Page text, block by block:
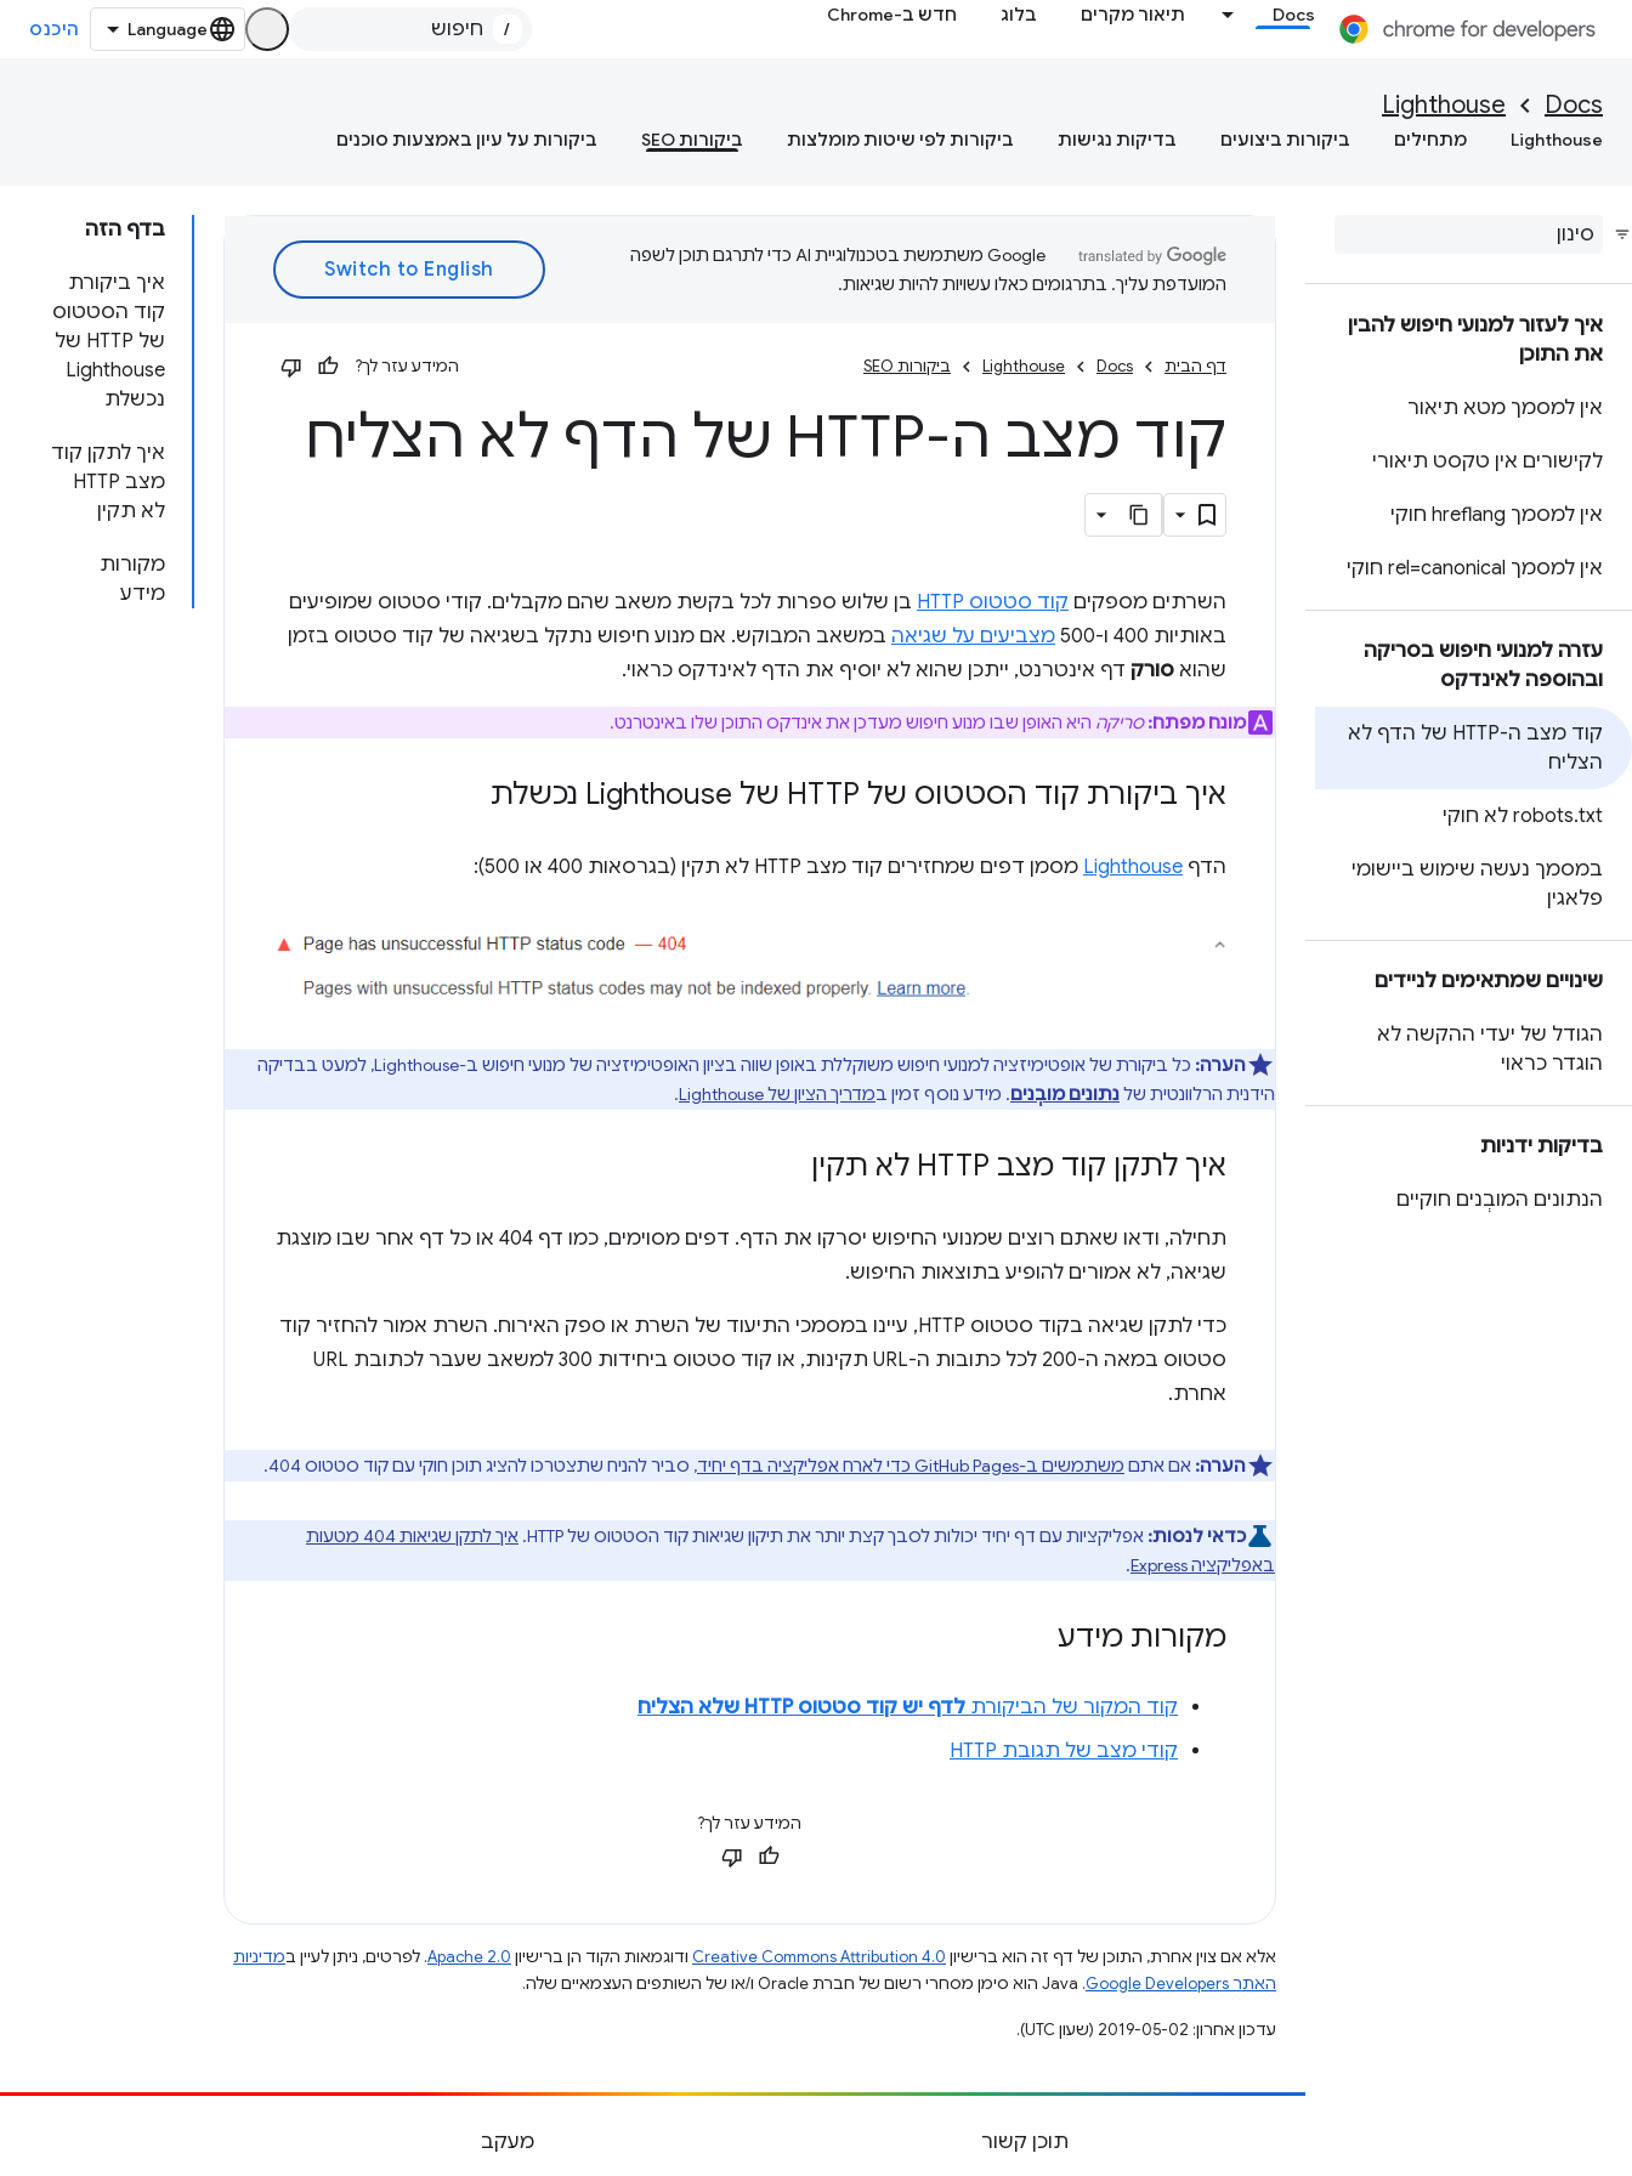
Docs תיאור מקרים בלוג חדש ב-Chrome
/ היכנס
Docs
Lighthouse
Lighthouse מתחילים ביקורות ביצועים בדיקות נגישות ביקורות לפי שיטות מומלצות ביקורות SEO ביקורות על עיון באמצעות סוכנים
איך לעזור למנועי חיפוש להבין
את התוכן
אין למסמך מטא תיאור
לקישורים אין טקסט תיאורי
אין למסמך hreflang חוקי
אין למסמך rel=canonical חוקי
עזרה למנועי חיפוש בסריקה
ובהוספה לאינדקס
קוד מצב ה-HTTP של הדף לא
הצליח
robots.txt לא חוקי
במסמך נעשה שימוש ביישומי
פלאגין
שינויים שמתאימים לניידים
הגודל של יעדי ההקשה לא
הוגדר כראוי
בדיקות ידניות
הנתונים המובְנים חוקיים
בדף הזה
איך ביקורת
קוד הסטטוס
של HTTP של
Lighthouse
נכשלת
איך לתקן קוד
מצב HTTP
לא תקין
מקורות
מידע
‫Google משתמשת בטכנולוגיית AI כדי לתרגם תוכן לשפה
המועדפת עליך. בתרגומים כאלו עשויות להיות שגיאות.
דף הבית Docs
Lighthouse ביקורות SEO המידע עזר לך?
קוד מצב ה-HTTP של הדף לא הצליח
השרתים מספקים קוד סטטוס HTTP
בן שלוש ספרות לכל בקשת משאב שהם מקבלים. קודי סטטוס שמופיעים
באותיות 400 ו-500
מצביעים על שגיאה במשאב המבוקש. אם מנוע חיפוש נתקל בשגיאה של קוד סטטוס בזמן
שהוא סורק דף אינטרנט, ייתכן שהוא לא יוסיף את הדף לאינדקס כראוי.
מונח מפתח: סריקה היא האופן שבו מנוע חיפוש מעדכן את אינדקס התוכן שלו באינטרנט.
איך ביקורת קוד הסטטוס של HTTP של Lighthouse נכשלת
הדף Lighthouse מסמן דפים שמחזירים קוד מצב HTTP לא תקין (בגרסאות 400 או 500):
הערה:
כל ביקורת של אופטימיזציה למנועי חיפוש משוקללת באופן שווה בציון האופטימיזציה של מנועי חיפוש ב-Lighthouse, למעט בבדיקה
הידנית הרלוונטית שלנתונים מובְנים. מידע נוסף זמין במדריך הציון של Lighthouse .
איך לתקן קוד מצב HTTP לא תקין
תחילה, ודאו שאתם רוצים שמנועי החיפוש יסרקו את הדף. דפים מסוימים, כמו דף 404 או כל דף אחר שבו מוצגת
שגיאה, לא אמורים להופיע בתוצאות החיפוש.
כדי לתקן שגיאה בקוד סטטוס HTTP, עיינו במסמכי התיעוד של השרת או ספק האירוח. השרת אמור להחזיר קוד
סטטוס במאה ה-200 לכל כתובות ה-URL תקינות, או קוד סטטוס ביחידות 300 למשאב שעבר לכתובת URL
אחרת.
הערה: אם אתם משתמשים ב-GitHub Pages כדי לארח אפליקציה בדף יחיד , סביר להניח שתצטרכו להציג תוכן חוקי עם קוד סטטוס 404.
כדאי לנסות: אפליקציות עם דף יחיד יכולות לסבך קצת יותר את תיקון שגיאות קוד הסטטוס של HTTP.
איך לתקן שגיאות 404 מטעות
באפליקציה Express
.
מקורות מידע
קוד המקור של הביקורת לדף יש קוד סטטוס HTTP שלא הצליח
קודי מצב של תגובת HTTP
המידע עזר לך?
אלא אם צוין אחרת, התוכן של דף זה הוא ברישיון Creative Commons Attribution 4.0 ודוגמאות הקוד הן ברישיון Apache 2.0. לפרטים, ניתן לעיין במדיניות
האתר Google Developers‏
.‏ Java הוא סימן מסחרי רשום של חברת Oracle ו/או של השותפים העצמאיים שלה.
עדכון אחרון: 2019-05-02 (שעון UTC).
תוכן קשור מעקב